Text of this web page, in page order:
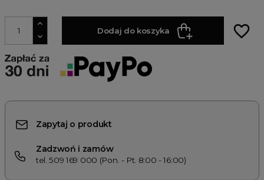
Dodaj do koszyka favorite_border
Zapytaj o produkt
Zadzwoń i zamów
tel. 509 169 000 (Pon. - Pt. 8:00 - 16:00)